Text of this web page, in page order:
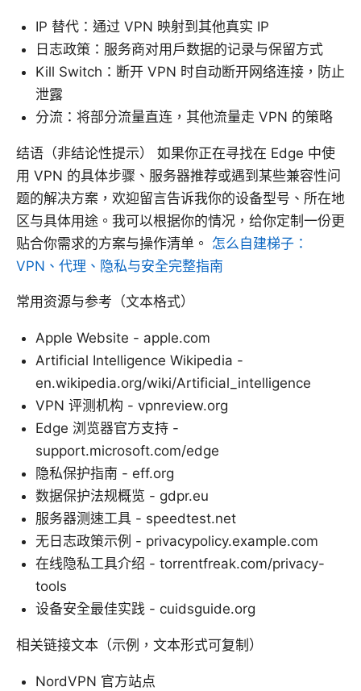
IP 替代：通过 VPN 映射到其他真实 IP
日志政策：服务商对用户数据的记录与保留方式
Kill Switch：断开 VPN 时自动断开网络连接，防止
泄露
分流：将部分流量直连，其他流量走 VPN 的策略
结语（非结论性提示） 如果你正在寻找在 Edge 中使
用 VPN 的具体步骤、服务器推荐或遇到某些兼容性问
题的解决方案，欢迎留言告诉我你的设备型号、所在地
区与具体用途。我可以根据你的情况，给你定制一份更
贴合你需求的方案与操作清单。 怎么自建梯子：
VPN、代理、隐私与安全完整指南
常用资源与参考（文本格式）
Apple Website - apple.com
Artificial Intelligence Wikipedia -
en.wikipedia.org/wiki/Artificial_intelligence
VPN 评测机构 - vpnreview.org
Edge 浏览器官方支持 -
support.microsoft.com/edge
隐私保护指南 - eff.org
数据保护法规概览 - gdpr.eu
服务器测速工具 - speedtest.net
无日志政策示例 - privacypolicy.example.com
在线隐私工具介绍 - torrentfreak.com/privacy-
tools
设备安全最佳实践 - cuidsguide.org
相关链接文本（示例，文本形式可复制）
NordVPN 官方站点